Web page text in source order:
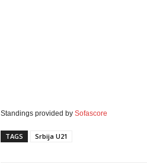
Standings provided by Sofascore
TAGS Srbija U21